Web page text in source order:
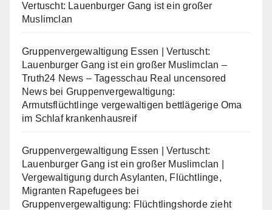
Vertuscht: Lauenburger Gang ist ein großer
Muslimclan
Gruppenvergewaltigung Essen | Vertuscht:
Lauenburger Gang ist ein großer Muslimclan –
Truth24 News – Tagesschau Real uncensored
Newsbei Gruppenvergewaltigung:
Armutsflüchtlinge vergewaltigen bettlägerige Oma
im Schlaf krankenhausreif
Gruppenvergewaltigung Essen | Vertuscht:
Lauenburger Gang ist ein großer Muslimclan |
Vergewaltigung durch Asylanten, Flüchtlinge,
Migranten Rapefugees bei
Gruppenvergewaltigung: Flüchtlingshorde zieht